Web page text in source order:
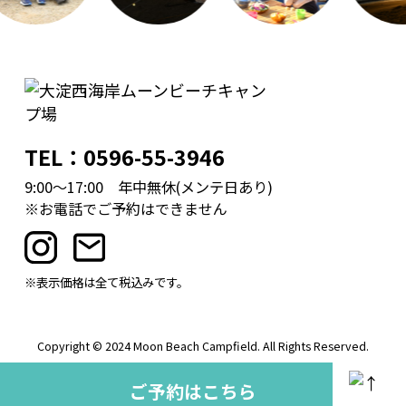
TEL：0596-55-3946
9:00～17:00 年中無休(メンテ日あり)
※お電話でご予約はできません
※表示価格は全て税込みです。
Copyright © 2024 Moon Beach Campfield. All Rights Reserved.
ご予約はこちら